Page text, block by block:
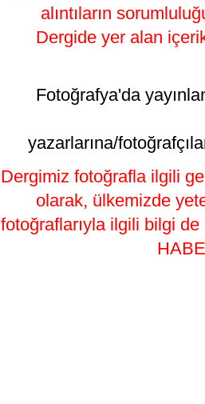
alıntıların
Dergide yer alan
Fotoğrafya'da
yazarlarına/
Dergimiz fotoğrafla ilgili
olarak, ülkemizde
fotoğraflarıyla ilgili bilgi